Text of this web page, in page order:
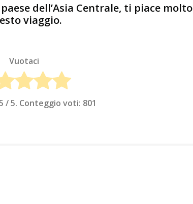
dell’Asia Centrale, ti piace molto
viaggio.
Vuotaci
/ 5. Conteggio voti: 801